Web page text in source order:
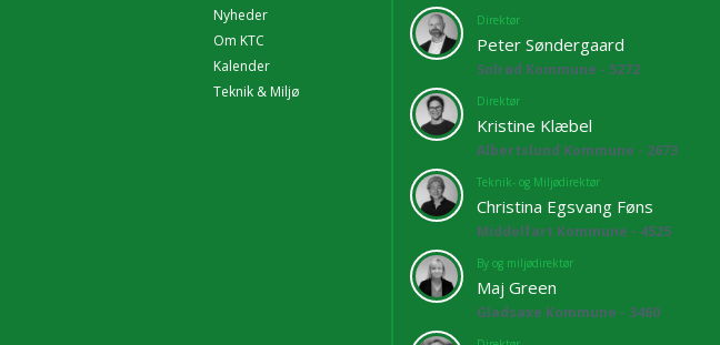
Nyheder
Om KTC
Kalender
Teknik & Miljø
Direktør
Peter Søndergaard
Solrød Kommune - 5272
Direktør
Kristine Klæbel
Albertslund Kommune - 2673
Teknik- og Miljødirektør
Christina Egsvang Føns
Middelfart Kommune - 4525
By og miljødirektør
Maj Green
Gladsaxe Kommune - 3460